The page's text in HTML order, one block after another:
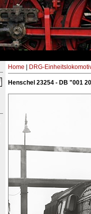
Home DRG-
Henschel 23254 - DB "001